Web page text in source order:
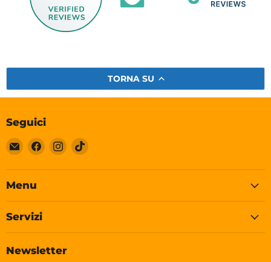
TORNA SU
Seguici
Email
Soleplastic
Trovaci
Facebook
Trovaci
Instagram
Trovaci
TikTok
Menu
Servizi
Newsletter